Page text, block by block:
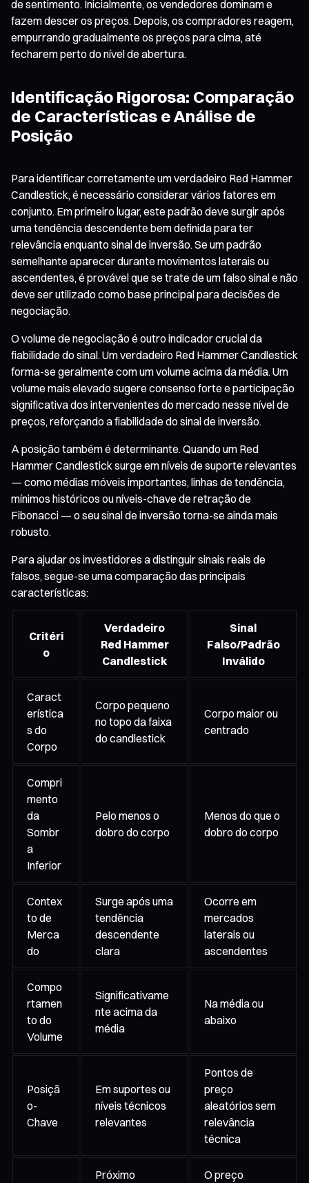
de sentimento. Inicialmente, os vendedores dominam e
fazem descer os preços. Depois, os compradores reagem,
empurrando gradualmente os preços para cima, até
fecharem perto do nível de abertura.
Identificação Rigorosa: Comparação
de Características e Análise de
Posição
Para identificar corretamente um verdadeiro Red Hammer
Candlestick, é necessário considerar vários fatores em
conjunto. Em primeiro lugar, este padrão deve surgir após
uma tendência descendente bem definida para ter
relevância enquanto sinal de inversão. Se um padrão
semelhante aparecer durante movimentos laterais ou
ascendentes, é provável que se trate de um falso sinal e não
deve ser utilizado como base principal para decisões de
negociação.
O volume de negociação é outro indicador crucial da
fiabilidade do sinal. Um verdadeiro Red Hammer Candlestick
forma-se geralmente com um volume acima da média. Um
volume mais elevado sugere consenso forte e participação
significativa dos intervenientes do mercado nesse nível de
preços, reforçando a fiabilidade do sinal de inversão.
A posição também é determinante. Quando um Red
Hammer Candlestick surge em níveis de suporte relevantes
— como médias móveis importantes, linhas de tendência,
mínimos históricos ou níveis-chave de retração de
Fibonacci — o seu sinal de inversão torna-se ainda mais
robusto.
Para ajudar os investidores a distinguir sinais reais de
falsos, segue-se uma comparação das principais
características:
Critéri
o
Verdadeiro
Red Hammer
Candlestick
Sinal
Falso/Padrão
Inválido
Caract
erística
s do
Corpo
Corpo pequeno
no topo da faixa
do candlestick
Corpo maior ou
centrado
Compri
mento
da
Sombr
a
Inferior
Pelo menos o
dobro do corpo
Menos do que o
dobro do corpo
Contex
to de
Merca
do
Surge após uma
tendência
descendente
clara
Ocorre em
mercados
laterais ou
ascendentes
Compo
rtamen
to do
Volume
Significativame
nte acima da
média
Na média ou
abaixo
Posiçã
o-
Chave
Em suportes ou
níveis técnicos
relevantes
Pontos de
preço
aleatórios sem
relevância
técnica
Próximo
O preço